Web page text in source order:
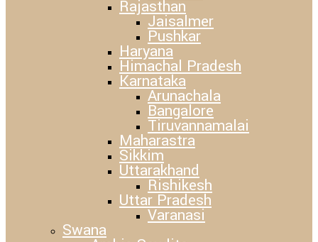
Rajasthan
Jaisalmer
Pushkar
Haryana
Himachal Pradesh
Karnataka
Arunachala
Bangalore
Tiruvannamalai
Maharastra
Sikkim
Uttarakhand
Rishikesh
Uttar Pradesh
Varanasi
Swana